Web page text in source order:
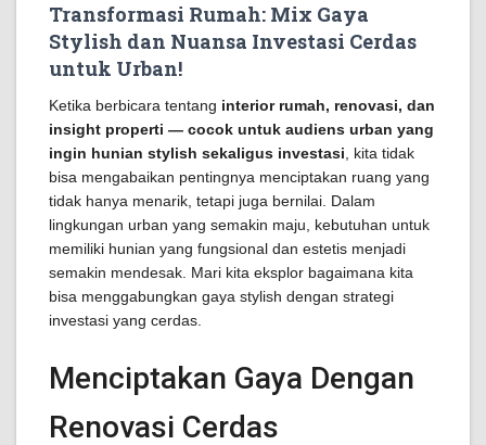
Transformasi Rumah: Mix Gaya
Stylish dan Nuansa Investasi Cerdas
untuk Urban!
Ketika berbicara tentang interior rumah, renovasi, dan
insight properti — cocok untuk audiens urban yang
ingin hunian stylish sekaligus investasi , kita tidak
bisa mengabaikan pentingnya menciptakan ruang yang
tidak hanya menarik, tetapi juga bernilai. Dalam
lingkungan urban yang semakin maju, kebutuhan untuk
memiliki hunian yang fungsional dan estetis menjadi
semakin mendesak. Mari kita eksplor bagaimana kita
bisa menggabungkan gaya stylish dengan strategi
investasi yang cerdas.
Menciptakan Gaya Dengan
Renovasi Cerdas